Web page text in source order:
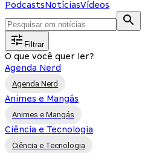
PodcastsNotíciasVídeos
Filtrar
O que você quer ler?
Agenda Nerd
Agenda Nerd
Animes e Mangás
Animes e Mangás
Ciência e Tecnologia
Ciência e Tecnologia